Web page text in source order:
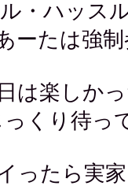
・ハッス
ーたは強
楽しかっ
くり待っ
たら実家